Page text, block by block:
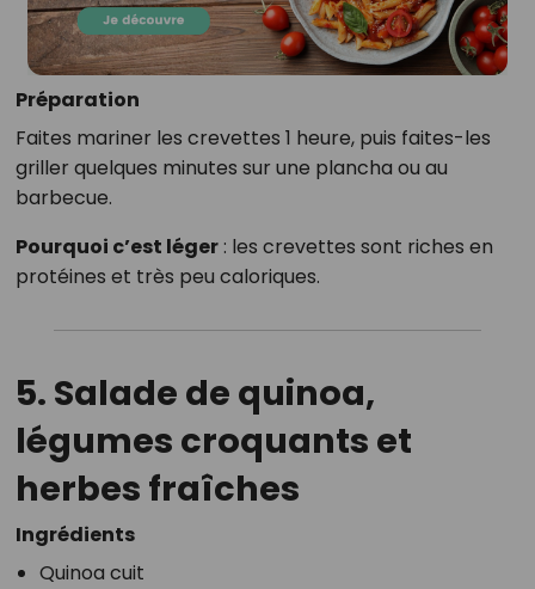
Préparation
Faites mariner les crevettes 1 heure, puis faites-les
griller quelques minutes sur une plancha ou au
barbecue.
Pourquoi c’est léger: les crevettes sont riches en
protéines et très peu caloriques.
5. Salade de quinoa,
légumes croquants et
herbes fraîches
Ingrédients
Quinoa cuit